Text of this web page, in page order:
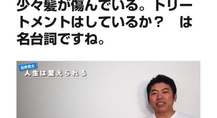
少々髪が傷んでいる。トリー
トメントはしているか？ は
名台詞ですね。